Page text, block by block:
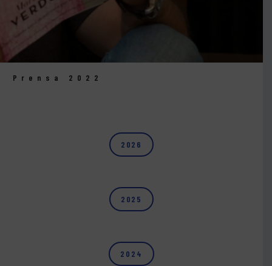
Prensa 2022
2026
2025
2024